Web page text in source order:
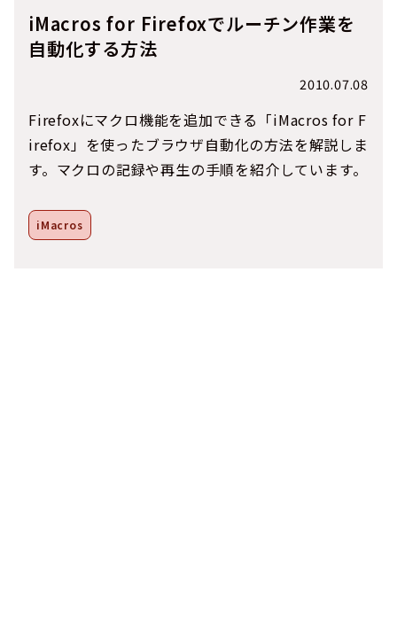
iMacros for Firefoxでルーチン作業を
自動化する方法
2010.07.08
Firefoxにマクロ機能を追加できる「iMacros for F
irefox」を使ったブラウザ自動化の方法を解説しま
す。マクロの記録や再生の手順を紹介しています。
iMacros